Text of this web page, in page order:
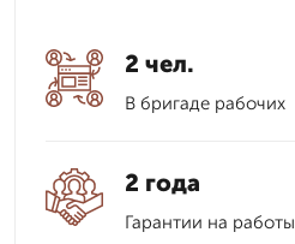
2 чел.
В бригаде рабочих
2 года
Гарантии на работы